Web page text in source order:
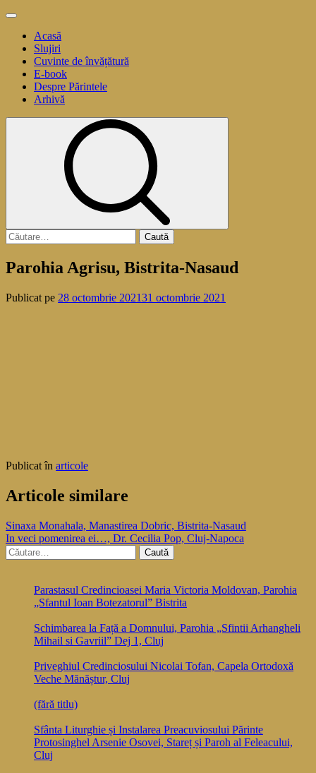
Sari
conținut
Meniu
principalAcasă
Slujiri
Cuvinte de învățătură
E-book
Despre Părintele
Arhivă
Caută
după:
Parohia Agrisu, Bistrita-Nasaud
Publicat pe 28 octombrie 202131 octombrie 2021
Publicat în articole
Articole similare
Navigare
în
articole
Sinaxa Monahala, Manastirea Dobric, Bistrita-Nasaud
In veci pomenirea ei…, Dr. Cecilia Pop, Cluj-Napoca
Caută
după:
Parastasul Credincioasei Maria Victoria Moldovan, Parohia
„Sfantul Ioan Botezatorul” Bistrita
Schimbarea la Față a Domnului, Parohia „Sfintii Arhangheli
Mihail si Gavriil” Dej 1, Cluj
Priveghiul Credinciosului Nicolai Tofan, Capela Ortodoxă
Veche Mănăștur, Cluj
(fără titlu)
Sfânta Liturghie și Instalarea Preacuviosului Părinte
Protosinghel Arsenie Osovei, Stareț și Paroh al Feleacului,
Cluj